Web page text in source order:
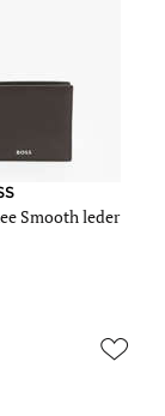
Smooth leder